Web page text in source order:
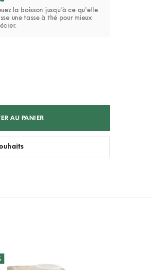
la boisson jusqu'à ce qu'elle
une tasse à thé pour mieux
AU PANIER